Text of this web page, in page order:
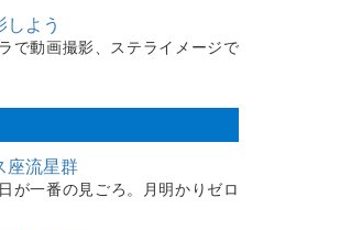
よう
で動画撮影、ステライメージで
座流星群
が一番の見ごろ。月明かりゼロ